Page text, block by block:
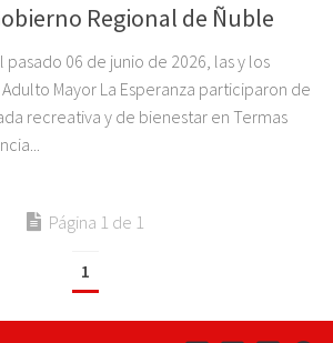
Regional de Ñuble
pasado 06 de junio de 2026, las y los
Mayor La Esperanza participaron de
recreativa y de bienestar en Termas
Página 1 de 1
1